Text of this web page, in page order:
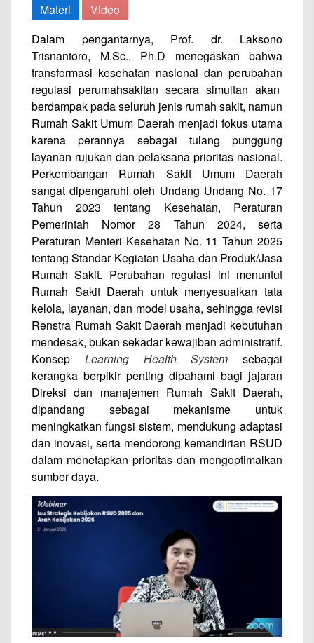
Materi
Video
Dalam pengantarnya, Prof. dr. Laksono
Trisnantoro, M.Sc., Ph.D menegaskan bahwa
transformasi kesehatan nasional dan perubahan
regulasi perumahsakitan secara simultan akan
berdampak pada seluruh jenis rumah sakit, namun
Rumah Sakit Umum Daerah menjadi fokus utama
karena perannya sebagai tulang punggung
layanan rujukan dan pelaksana prioritas nasional.
Perkembangan Rumah Sakit Umum Daerah
sangat dipengaruhi oleh Undang Undang No. 17
Tahun 2023 tentang Kesehatan, Peraturan
Pemerintah Nomor 28 Tahun 2024, serta
Peraturan Menteri Kesehatan No. 11 Tahun 2025
tentang Standar Kegiatan Usaha dan Produk/Jasa
Rumah Sakit. Perubahan regulasi ini menuntut
Rumah Sakit Daerah untuk menyesuaikan tata
kelola, layanan, dan model usaha, sehingga revisi
Renstra Rumah Sakit Daerah menjadi kebutuhan
mendesak, bukan sekadar kewajiban administratif.
Konsep Learning Health System sebagai
kerangka berpikir penting dipahami bagi jajaran
Direksi dan manajemen Rumah Sakit Daerah,
dipandang sebagai mekanisme untuk
meningkatkan fungsi sistem, mendukung adaptasi
dan inovasi, serta mendorong kemandirian RSUD
dalam menetapkan prioritas dan mengoptimalkan
sumber daya.